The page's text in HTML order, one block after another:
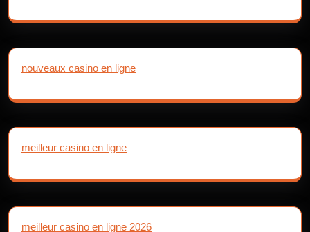
nouveaux casino en ligne
meilleur casino en ligne
meilleur casino en ligne 2026